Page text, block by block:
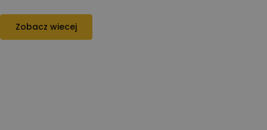
Zobacz wiecej